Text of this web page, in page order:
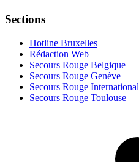
Sections
Hotline Bruxelles
Rédaction Web
Secours Rouge Belgique
Secours Rouge Genève
Secours Rouge International
Secours Rouge Toulouse